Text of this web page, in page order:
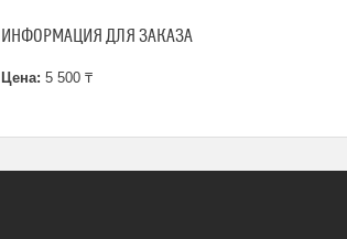
ИНФОРМАЦИЯ ДЛЯ ЗАКАЗА
Цена: 5 500 ₸